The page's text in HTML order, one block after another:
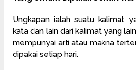
Ungkapan ialah suatu kalimat
kata dan lain dari kalimat yang
mempunyai arti atau makna
dipakai setiap hari.